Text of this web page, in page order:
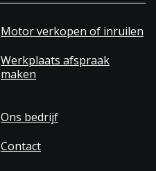
Motor verkopen of inruilen
Werkplaats afspraak
maken
Ons bedrijf
Contact